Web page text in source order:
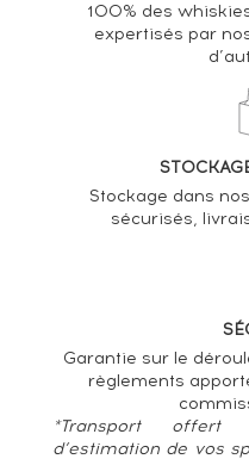
100% des
expertisés par
Stockage dans
sécurisés,
Garantie sur le
règlements
*Transport
d’estimation de vos